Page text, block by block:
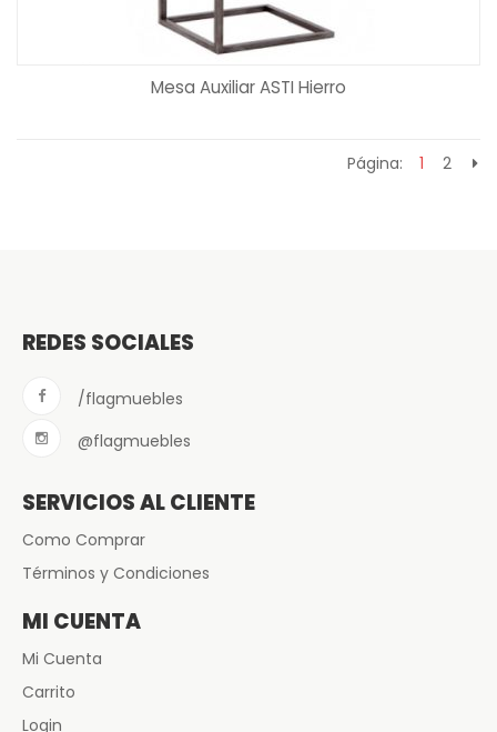
Mesa Auxiliar ASTI Hierro
Página: 1 2
REDES SOCIALES
/flagmuebles
@flagmuebles
SERVICIOS AL CLIENTE
Como Comprar
Términos y Condiciones
MI CUENTA
Mi Cuenta
Carrito
Login